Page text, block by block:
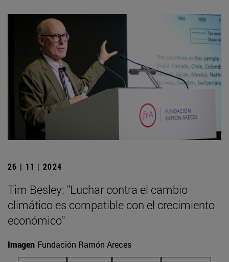
26 | 11 | 2024
Tim Besley: "Luchar contra el cambio
climático es compatible con el crecimiento
económico"
Imagen Fundación Ramón Areces